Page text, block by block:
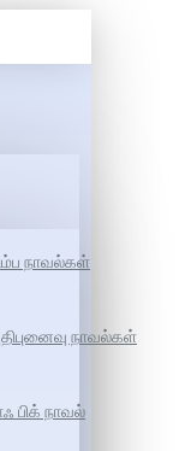
நாவல்கள்
நாவல்கள்
பிக் நாவல்